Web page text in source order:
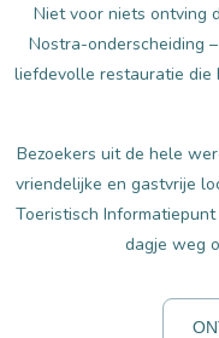
Niet voor niets ontving
Nostra-onderscheiding
liefdevolle restauratie die
Bezoekers uit de hele
vriendelijke en gastvrije
Toeristisch
dagje weg